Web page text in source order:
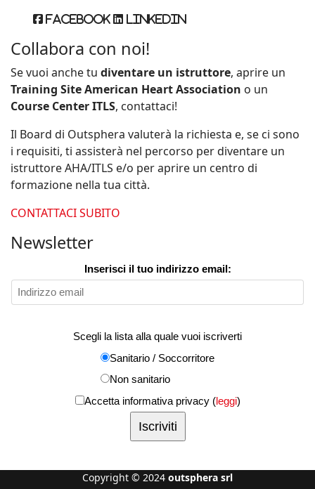
Facebook Linkedin
Collabora con noi!
Se vuoi anche tu diventare un istruttore, aprire un
Training Site American Heart Association o un
Course Center ITLS, contattaci!
Il Board di Outsphera valuterà la richiesta e, se ci sono
i requisiti, ti assisterà nel percorso per diventare un
istruttore AHA/ITLS e/o per aprire un centro di
formazione nella tua città.
CONTATTACI SUBITO
Newsletter
Inserisci il tuo indirizzo email:
Scegli la lista alla quale vuoi iscriverti
Sanitario / Soccorritore
Non sanitario
Accetta informativa privacy (leggi)
Copyright © 2024 outsphera srl